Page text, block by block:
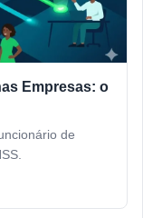
Empresas: o
de